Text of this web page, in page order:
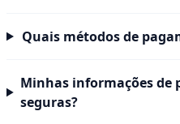
Quais métodos de
Minhas informações de
seguras?